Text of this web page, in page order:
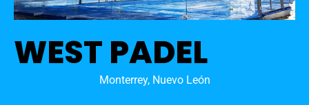
WEST PADEL
Monterrey, Nuevo León